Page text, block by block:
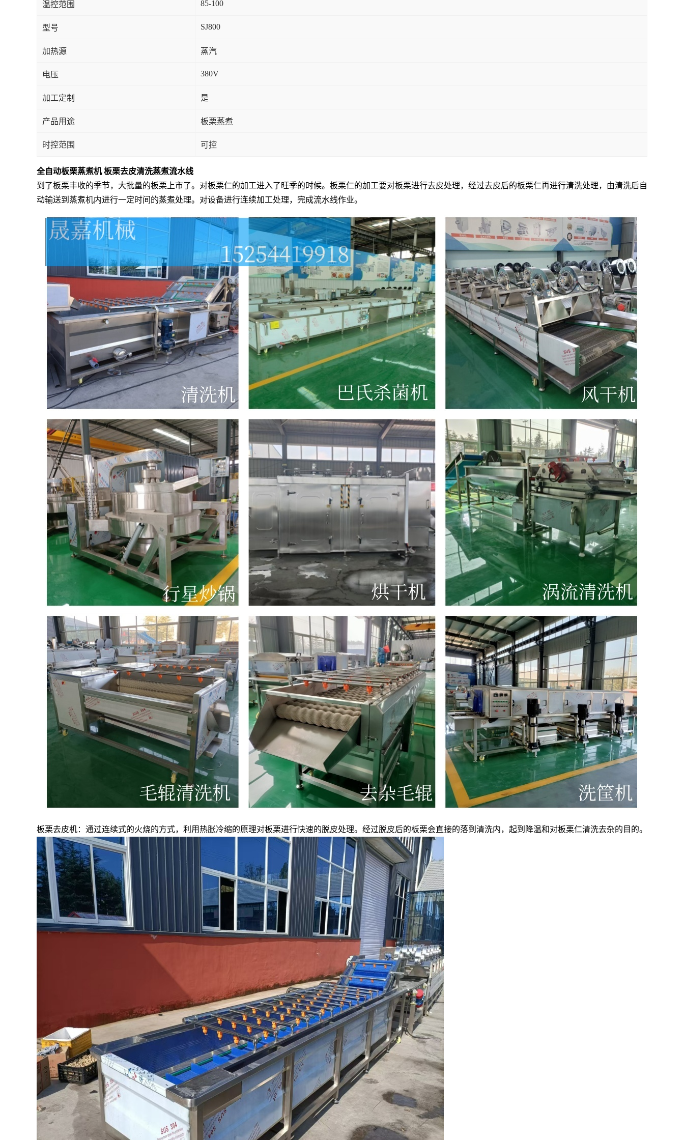
温控范围 85-100
型号 SJ800
加热源 蒸汽
电压 380V
加工定制 是
产品用途 板栗蒸煮
时控范围 可控
全自动板栗蒸煮机 板栗去皮清洗蒸煮流水线
到了板栗丰收的季节，大批量的板栗上市了。对板栗仁的加工进入了旺季的时候。板栗仁的加工要对板栗进行去皮处理，经过去皮后的板栗仁再进行清洗处理，由清洗后自
动输送到蒸煮机内进行一定时间的蒸煮处理。对设备进行连续加工处理，完成流水线作业。
板栗去皮机：通过连续式的火烧的方式，利用热胀冷缩的原理对板栗进行快速的脱皮处理。经过脱皮后的板栗会直接的落到清洗内，起到降温和对板栗仁清洗去杂的目的。